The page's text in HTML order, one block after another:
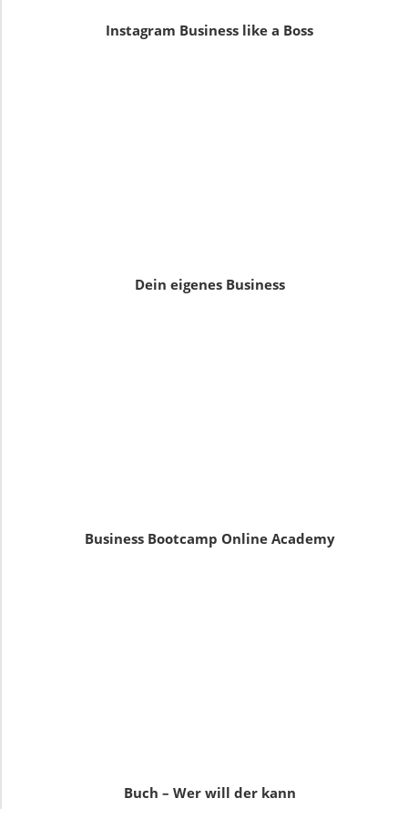
Instagram Business like a Boss
Dein eigenes Business
Business Bootcamp Online Academy
Buch – Wer will der kann